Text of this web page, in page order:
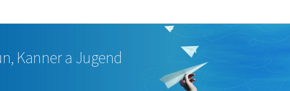
Kanner a Jugend